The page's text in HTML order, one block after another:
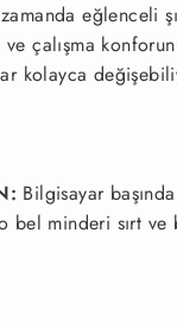
zamanda
çalışma
kolayca
Bilgisayar
minderi sırt ve